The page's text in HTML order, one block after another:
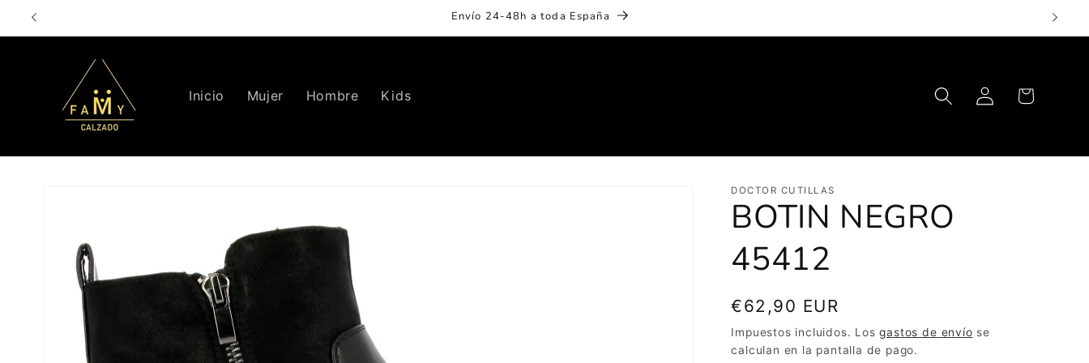
directamente
al contenido
Envío 24-48h a toda España
Inicio Mujer Hombre Kids
Iniciar
sesión
Carrito
DOCTOR CUTILLAS
BOTIN NEGRO
45412
Precio
habitual
€62,90 EUR
Impuestos incluidos. Losgastos de envío se
calculan en la pantalla de pago.